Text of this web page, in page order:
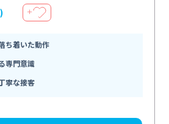
＋
ち着いた動作
専門意識
寧な接客